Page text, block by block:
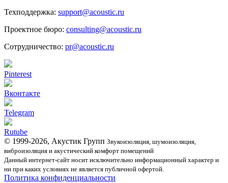
Техподдержка: support@acoustic.ru
Проектное бюро: consulting@acoustic.ru
Сотрудничество: pr@acoustic.ru
Pinterest
Вконтакте
Telegram
Rutube
© 1999-2026, Акустик Групп Звукоизоляция, шумоизоляция,
виброизоляция и акустический комфорт помещений
Данный интернет-сайт носит исключительно информационный характер и
ни при каких условиях не является публичной офертой.
Политика конфиденциальности